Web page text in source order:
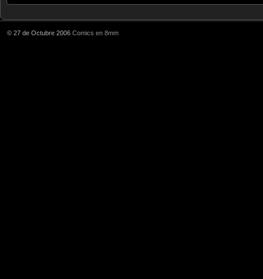
© 27 de Octubre 2006 Comics en 8mm